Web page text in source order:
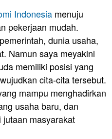
Indonesia menuju
pekerjaan mudah.
dunia usaha,
Namun saya meyakini
memiliki posisi yang
cita-cita tersebut.
mampu menghadirkan
usaha baru, dan
masyarakat